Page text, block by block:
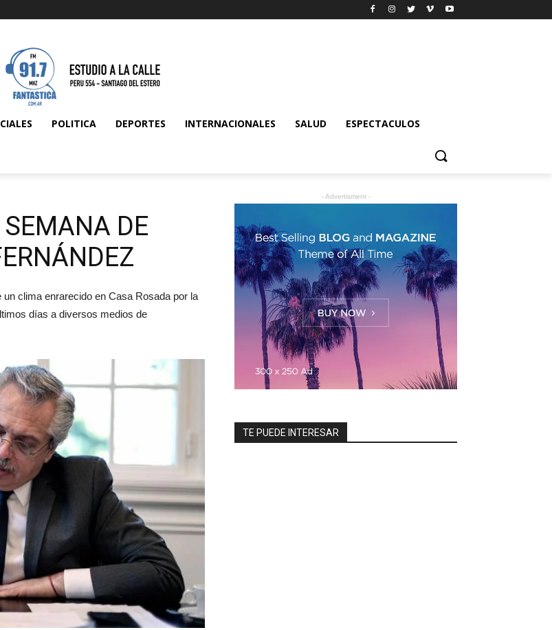
POLITICA DEPORTES INTERNACIONALES SALUD ESPECTACULOS
DE
clima enrarecido en Casa Rosada por la
días a diversos medios de
- Advertisment -
TE PUEDE INTERESAR